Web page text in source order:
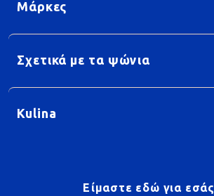
Μάρκες
Σχετικά με τα ψώνια
Kulina
Είμαστε εδώ για εσάς